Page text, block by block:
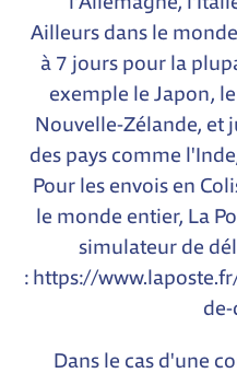
Ailleurs dans le
à 7 jours pour la
exemple le Japon,
Nouvelle-Zélande, et
des pays comme
Pour les envois en
le monde entier, La
simulateur de
: https://
de-
Dans le cas d'une